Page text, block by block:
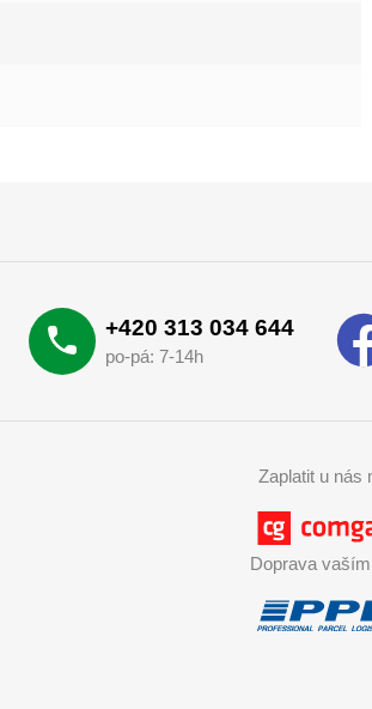
+420 313 034 644
po-pá: 7-14h
Zaplatit u nás
Doprava